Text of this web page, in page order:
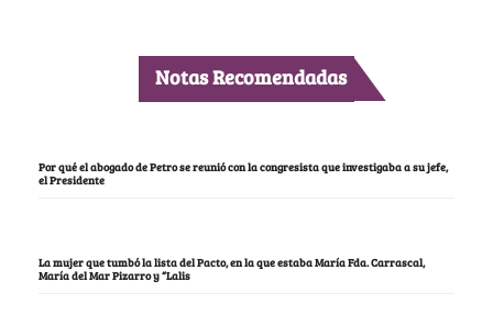
Notas Recomendadas
Por qué el abogado de Petro se reunió con la congresista que investigaba a su jefe,
el Presidente
La mujer que tumbó la lista del Pacto, en la que estaba María Fda. Carrascal,
María del Mar Pizarro y “Lalis